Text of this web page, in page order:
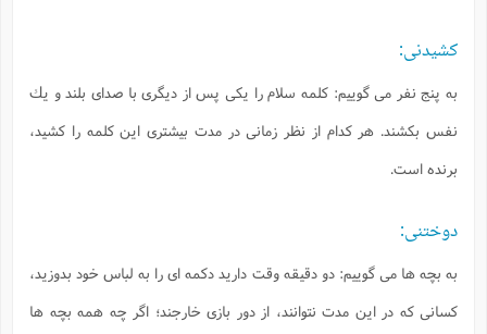
كشيدنى:
به پنج نفر مى گوييم: كلمه سلام را يكى پس از ديگرى با صداى بلند و يك
نفس بكشند. هر كدام از نظر زمانى در مدت بيشترى اين كلمه را كشيد،
برنده است.
دوختنى:
به بچه ها مى گوييم: دو دقيقه وقت داريد دكمه اى را به لباس خود بدوزيد،
كسانى كه در اين مدت نتوانند، از دور بازى خارجند؛ اگر چه همه بچه ها